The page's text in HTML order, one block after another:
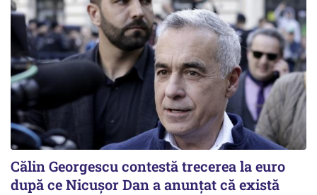
Călin Georgescu contestă trecerea la euro
după ce Nicușor Dan a anunțat că există